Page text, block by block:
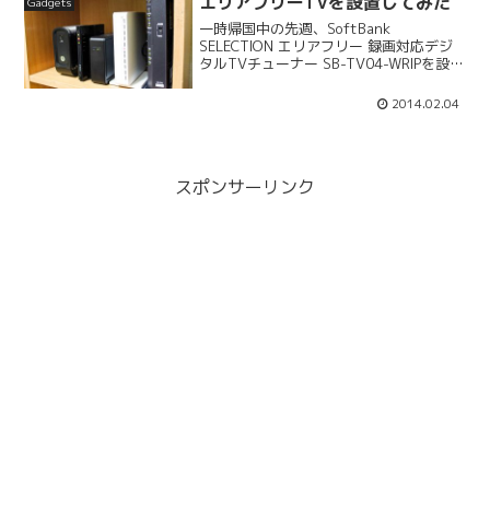
試してみたところ、...
一時帰国中の先週、SoftBank
SELECTION エリアフリー 録画対応デジ
タルTVチューナー SB-TV04-WRIPを設
地デジが楽しめる外出先でもインターネ
ット経由でテレビ視聴（海外で...
2014.02.04
スポンサーリンク